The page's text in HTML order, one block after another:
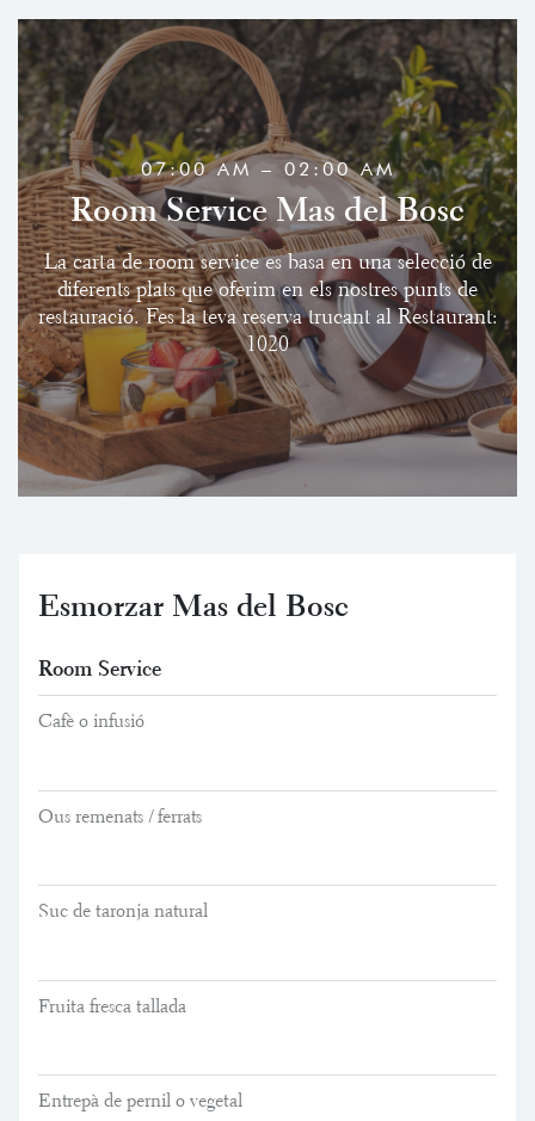
07:00 AM – 02:00 AM
Room Service Mas del Bosc
La carta de room service es basa en una selecció de
diferents plats que oferim en els nostres punts de
restauració. Fes la teva reserva trucant al Restaurant:
1020
Esmorzar Mas del Bosc
Room Service
Cafè o infusió
Ous remenats / ferrats
Suc de taronja natural
Fruita fresca tallada
Entrepà de pernil o vegetal